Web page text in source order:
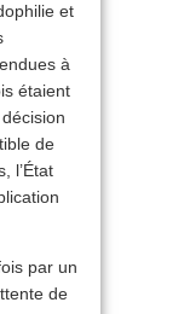
et
à
étaient
de
l’État
par un
de